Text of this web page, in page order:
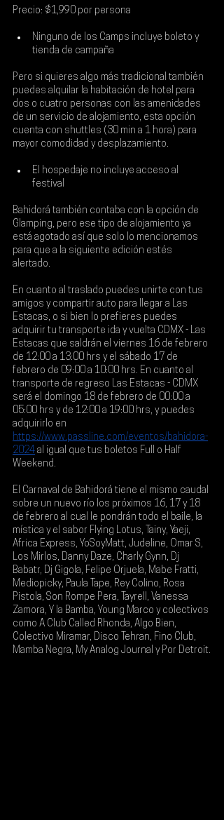
Precio: $1,990 por persona
Ninguno de los Camps incluye boleto y
tienda de campaña
Pero si quieres algo más tradicional también
puedes alquilar la habitación de hotel para
dos o cuatro personas con las amenidades
de un servicio de alojamiento, esta opción
cuenta con shuttles (30 min a 1 hora) para
mayor comodidad y desplazamiento.
El hospedaje no incluye acceso al
festival
Bahidorá también contaba con la opción de
Glamping, pero ese tipo de alojamiento ya
está agotado así que solo lo mencionamos
para que a la siguiente edición estés
alertado.
En cuanto al traslado puedes unirte con tus
amigos y compartir auto para llegar a Las
Estacas, o si bien lo prefieres puedes
adquirir tu transporte ida y vuelta CDMX - Las
Estacas que saldrán el viernes 16 de febrero
de 12:00 a 13:00 hrs y el sábado 17 de
febrero de 09:00 a 10:00 hrs. En cuanto al
transporte de regreso Las Estacas - CDMX
será el domingo 18 de febrero de 00:00 a
05:00 hrs y de 12:00 a 19:00 hrs, y puedes
adquirirlo en
https://www.passline.com/eventos/bahidora-
2024 al igual que tus boletos Full o Half
Weekend.
El Carnaval de Bahidorá tiene el mismo caudal
sobre un nuevo río los próximos 16, 17 y 18
de febrero al cual le pondrán todo el baile, la
mística y el sabor Flying Lotus, Tainy, Yaeji,
Africa Express, YoSoyMatt, Judeline, Omar S,
Los Mirlos, Danny Daze, Charly Gynn, Dj
Babatr, Dj Gigola, Felipe Orjuela, Mabe Fratti,
Mediopicky, Paula Tape, Rey Colino, Rosa
Pistola, Son Rompe Pera, Tayrell, Vanessa
Zamora, Y la Bamba, Young Marco y colectivos
como A Club Called Rhonda, Algo Bien,
Colectivo Miramar, Disco Tehran, Fino Club,
Mamba Negra, My Analog Journal y Por Detroit.